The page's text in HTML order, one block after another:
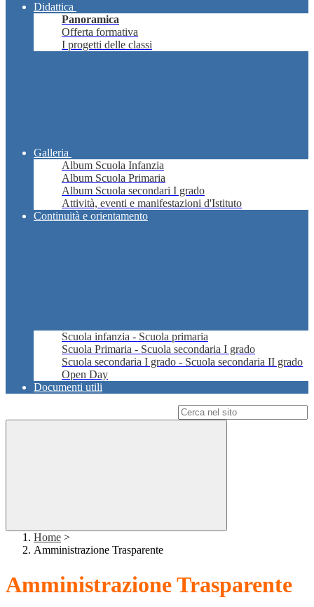
Didattica
Panoramica
Offerta formativa
I progetti delle classi
Galleria
Album Scuola Infanzia
Album Scuola Primaria
Album Scuola secondari I grado
Attività, eventi e manifestazioni d'Istituto
Continuità e orientamento
Scuola infanzia - Scuola primaria
Scuola Primaria - Scuola secondaria I grado
Scuola secondaria I grado - Scuola secondaria II grado
Open Day
Documenti utili
Home >
Amministrazione Trasparente
Amministrazione Trasparente